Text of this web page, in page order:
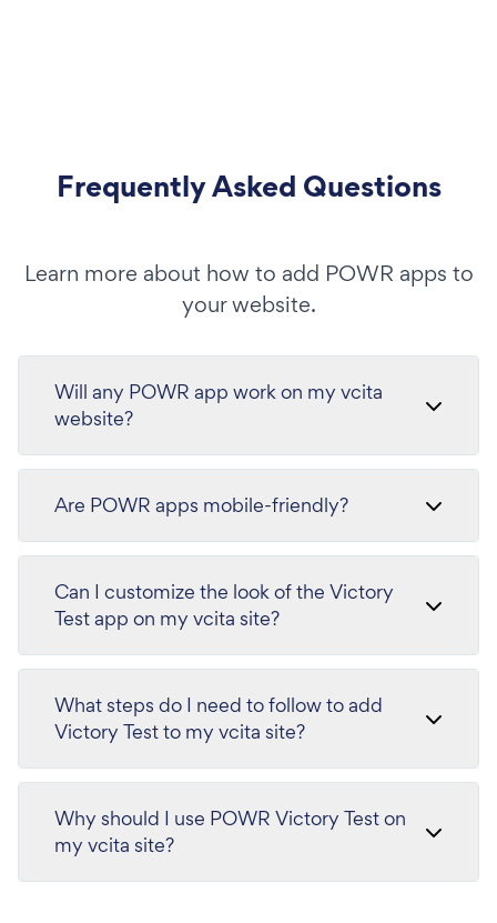
Frequently Asked Questions
Learn more about how to add POWR apps to
your website.
Will any POWR app work on my vcita
website?
Are POWR apps mobile-friendly?
Can I customize the look of the Victory
Test app on my vcita site?
What steps do I need to follow to add
Victory Test to my vcita site?
Why should I use POWR Victory Test on
my vcita site?